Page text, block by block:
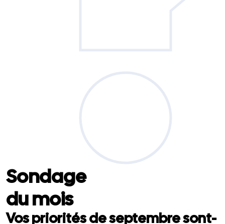
Sondage
du mois
Vos priorités de septembre sont-